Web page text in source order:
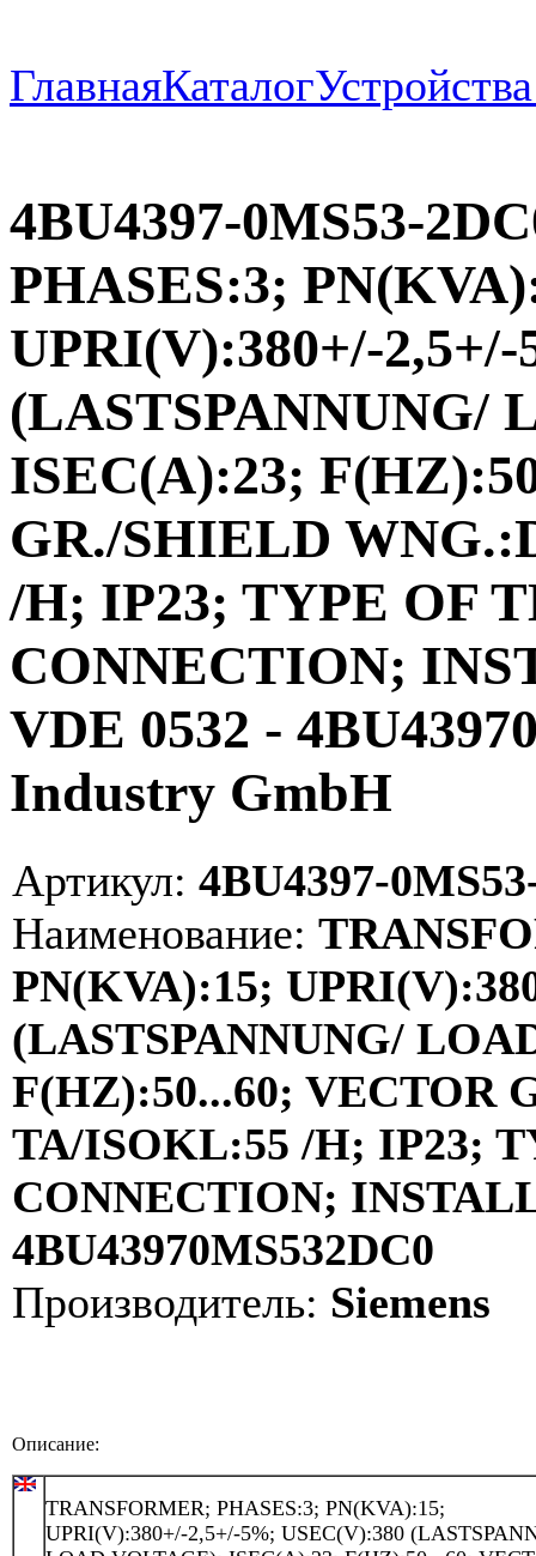
ГлавнаяКаталог
4BU4397-0MS53-
PHASES:3;
UPRI(V):380+/-
(LASTSPANNUNG/
ISEC(A):23;
GR./SHIELD
/H; IP23; TYPE OF
CONNECTION;
VDE 0532 -
Industry GmbH
Артикул: 4BU4397-
Наименование:
PN(KVA):15;
(LASTSPANNUNG/
F(HZ):50...60; VECTOR
TA/ISOKL:55 /H; IP23;
CONNECTION;
4BU43970MS532DC0
Производитель: Siemens
Описание:
TRANSFORMER; PHASES:3; PN(KVA):15;
UPRI(V):380+/-2,5+/-5%; USEC(V):380